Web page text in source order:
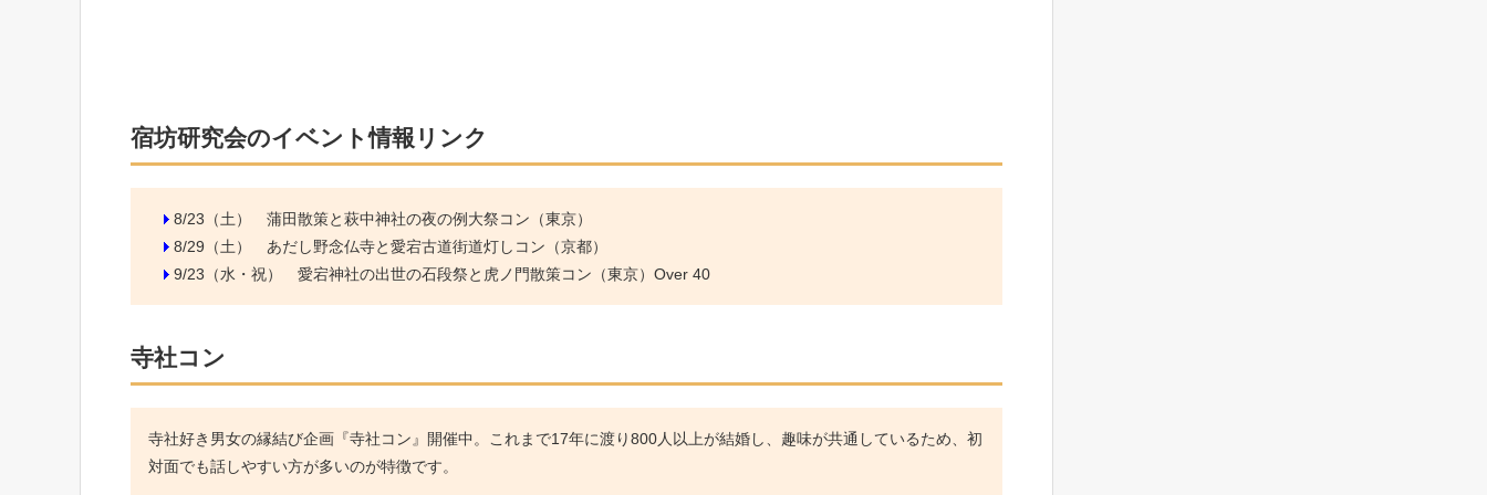
宿坊研究会のイベント情報リンク
8/23（土） 蒲田散策と萩中神社の夜の例大祭コン（東京）
8/29（土） あだし野念仏寺と愛宕古道街道灯しコン（京都）
9/23（水・祝） 愛宕神社の出世の石段祭と虎ノ門散策コン（東京）Over 40
寺社コン
寺社好き男女の縁結び企画『寺社コン』開催中。これまで17年に渡り800人以上が結婚し、趣味が共通しているため、初
対面でも話しやすい方が多いのが特徴です。